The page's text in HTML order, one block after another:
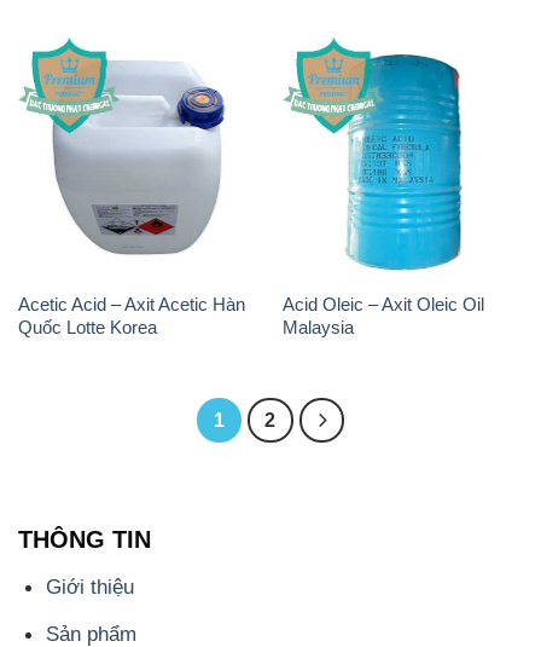
Acetic Acid – Axit Acetic Hàn
Quốc Lotte Korea
Acid Oleic – Axit Oleic Oil
Malaysia
1 2
THÔNG TIN
Giới thiệu
Sản phẩm